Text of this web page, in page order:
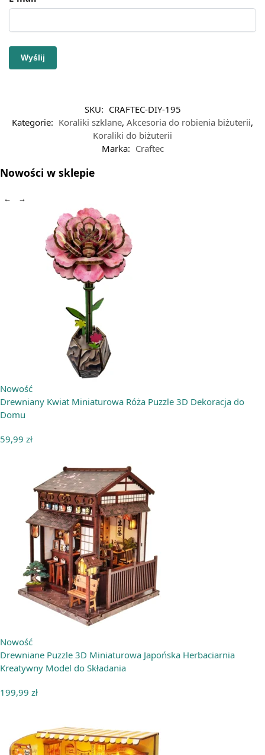
SKU: CRAFTEC-DIY-195
Kategorie: Koraliki szklane, Akcesoria do robienia biżuterii,
Koraliki do biżuterii
Marka: Craftec
Nowości w sklepie
← →
Nowość
Drewniany Kwiat Miniaturowa Róża Puzzle 3D Dekoracja do
Domu
59,99 zł
Nowość
Drewniane Puzzle 3D Miniaturowa Japońska Herbaciarnia
Kreatywny Model do Składania
199,99 zł